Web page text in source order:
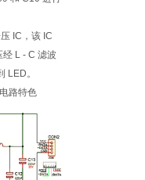
IC，该 IC
L - C 滤波
LED。
路特色